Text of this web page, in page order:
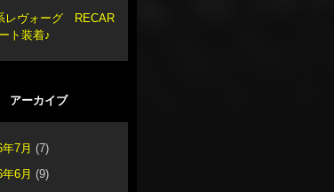
レヴォーグ RECAR
ト装着♪
アーカイブ
7月 (7)
6月 (9)